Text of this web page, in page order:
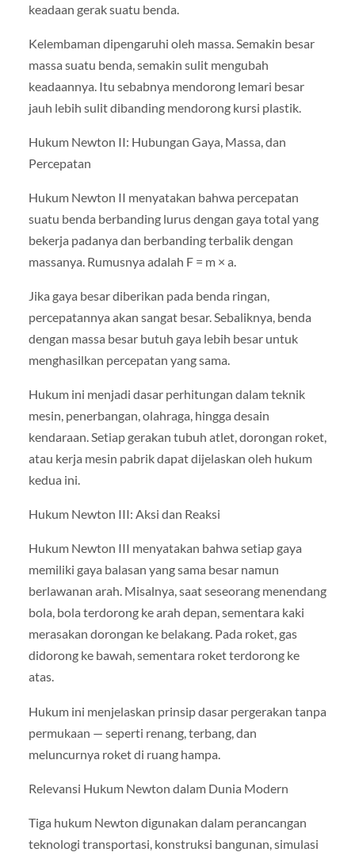
keadaan gerak suatu benda.
Kelembaman dipengaruhi oleh massa. Semakin besar
massa suatu benda, semakin sulit mengubah
keadaannya. Itu sebabnya mendorong lemari besar
jauh lebih sulit dibanding mendorong kursi plastik.
Hukum Newton II: Hubungan Gaya, Massa, dan
Percepatan
Hukum Newton II menyatakan bahwa percepatan
suatu benda berbanding lurus dengan gaya total yang
bekerja padanya dan berbanding terbalik dengan
massanya. Rumusnya adalah F = m × a.
Jika gaya besar diberikan pada benda ringan,
percepatannya akan sangat besar. Sebaliknya, benda
dengan massa besar butuh gaya lebih besar untuk
menghasilkan percepatan yang sama.
Hukum ini menjadi dasar perhitungan dalam teknik
mesin, penerbangan, olahraga, hingga desain
kendaraan. Setiap gerakan tubuh atlet, dorongan roket,
atau kerja mesin pabrik dapat dijelaskan oleh hukum
kedua ini.
Hukum Newton III: Aksi dan Reaksi
Hukum Newton III menyatakan bahwa setiap gaya
memiliki gaya balasan yang sama besar namun
berlawanan arah. Misalnya, saat seseorang menendang
bola, bola terdorong ke arah depan, sementara kaki
merasakan dorongan ke belakang. Pada roket, gas
didorong ke bawah, sementara roket terdorong ke
atas.
Hukum ini menjelaskan prinsip dasar pergerakan tanpa
permukaan — seperti renang, terbang, dan
meluncurnya roket di ruang hampa.
Relevansi Hukum Newton dalam Dunia Modern
Tiga hukum Newton digunakan dalam perancangan
teknologi transportasi, konstruksi bangunan, simulasi